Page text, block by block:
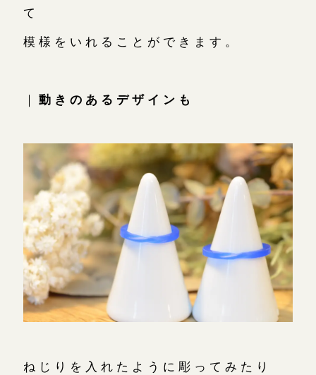
て
模様をいれることができます。
｜ 動きのあるデザインも
ねじりを入れたように彫ってみたり